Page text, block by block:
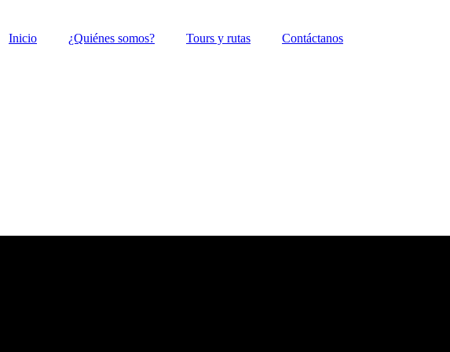
Inicio ¿Quiénes somos? Tours y rutas Contáctanos